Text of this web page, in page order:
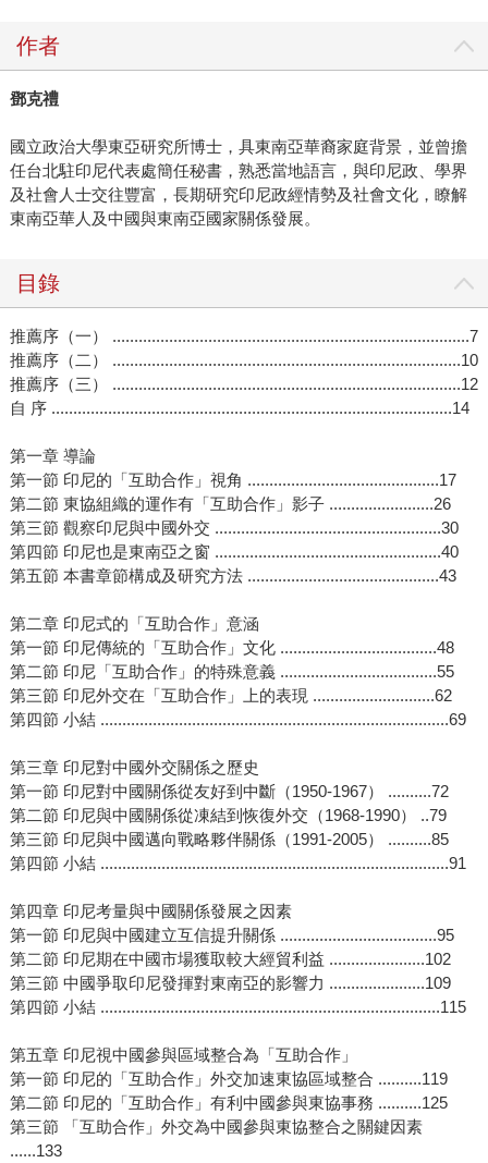
作者
鄧克禮
國立政治大學東亞研究所博士，具東南亞華裔家庭背景，並曾擔
任台北駐印尼代表處簡任秘書，熟悉當地語言，與印尼政、學界
及社會人士交往豐富，長期研究印尼政經情勢及社會文化，瞭解
東南亞華人及中國與東南亞國家關係發展。
目錄
推薦序（一） ..................................................................................7
推薦序（二） ................................................................................10
推薦序（三） ................................................................................12
自 序 ............................................................................................14
第一章 導論
第一節 印尼的「互助合作」視角 ............................................17
第二節 東協組織的運作有「互助合作」影子 ........................26
第三節 觀察印尼與中國外交 ....................................................30
第四節 印尼也是東南亞之窗 ....................................................40
第五節 本書章節構成及研究方法 ............................................43
第二章 印尼式的「互助合作」意涵
第一節 印尼傳統的「互助合作」文化 ....................................48
第二節 印尼「互助合作」的特殊意義 ....................................55
第三節 印尼外交在「互助合作」上的表現 ............................62
第四節 小結 ................................................................................69
第三章 印尼對中國外交關係之歷史
第一節 印尼對中國關係從友好到中斷（1950-1967） ..........72
第二節 印尼與中國關係從凍結到恢復外交（1968-1990） ..79
第三節 印尼與中國邁向戰略夥伴關係（1991-2005） ..........85
第四節 小結 ................................................................................91
第四章 印尼考量與中國關係發展之因素
第一節 印尼與中國建立互信提升關係 ....................................95
第二節 印尼期在中國市場獲取較大經貿利益 ......................102
第三節 中國爭取印尼發揮對東南亞的影響力 ......................109
第四節 小結 ..............................................................................115
第五章 印尼視中國參與區域整合為「互助合作」
第一節 印尼的「互助合作」外交加速東協區域整合 ..........119
第二節 印尼的「互助合作」有利中國參與東協事務 ..........125
第三節 「互助合作」外交為中國參與東協整合之關鍵因素
......133